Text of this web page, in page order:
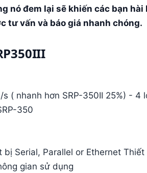
nó đem lại sẽ khiến các bạn
tư vấn và báo giá nhanh chóng.
( nhanh hơn SRP-350II 25%) - 4
350
Serial, Parallel or Ethernet
gian sử dụng